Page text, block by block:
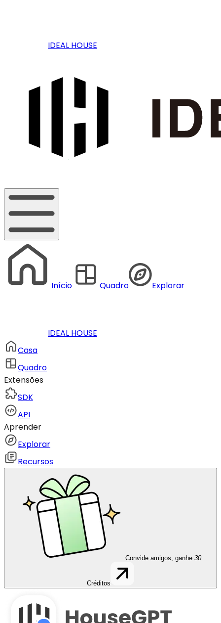
IDEAL HOUSE
Início Quadro Explorar
IDEAL HOUSE
Casa
Quadro
Extensões
SDK
API
Aprender
Explorar
Recursos
Convide amigos, ganhe 30
Créditos